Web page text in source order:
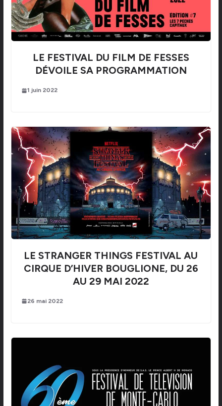
LE FESTIVAL DU FILM DE FESSES
DÉVOILE SA PROGRAMMATION
1 juin 2022
LE STRANGER THINGS FESTIVAL AU
CIRQUE D’HIVER BOUGLIONE, DU 26
AU 29 MAI 2022
26 mai 2022